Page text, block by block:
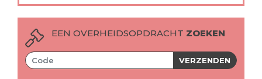
EEN OVERHEIDSOPDRACHT ZOEKEN
VERZENDEN